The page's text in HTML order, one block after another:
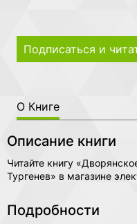
Подписаться и
О Книге
Описание книги
Читайте книгу
Тургенев» в магазине
Подробности